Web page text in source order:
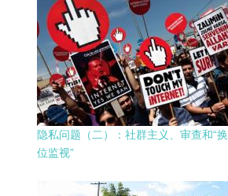
隐私问题（二）：社群主义、审查和“换
位监视”